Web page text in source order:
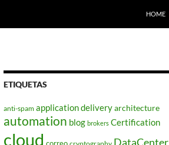
HOME
ETIQUETAS
anti-spam application deliveryarchitecture
automation blog brokers Certification
cloud DataCenter